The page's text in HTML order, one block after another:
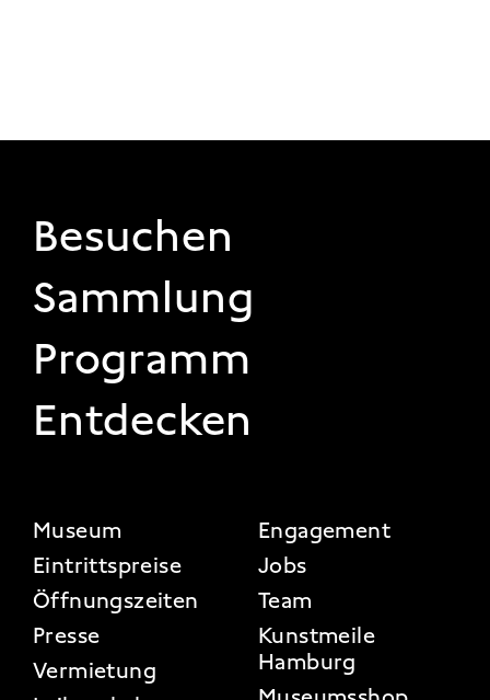
FOOTER 1
Besuchen
Sammlung
Programm
Entdecken
FOOTER 2
Museum
Eintrittspreise
Öffnungszeiten
Presse
Vermietung
Engagement
Jobs
Team
Kunstmeile
Hamburg